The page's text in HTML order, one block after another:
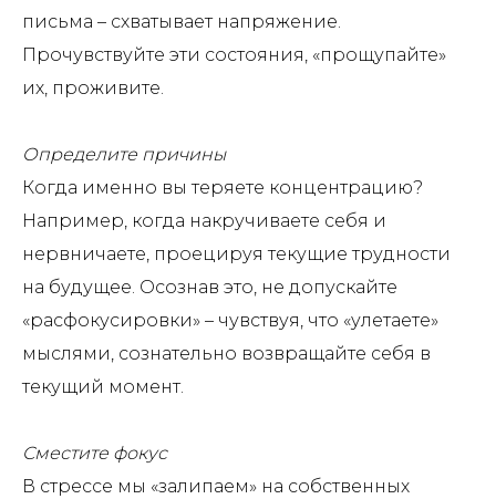
письма – схватывает напряжение.
Прочувствуйте эти состояния, «прощупайте»
их, проживите.
Определите причины
Когда именно вы теряете концентрацию?
Например, когда накручиваете себя и
нервничаете, проецируя текущие трудности
на будущее. Осознав это, не допускайте
«расфокусировки» – чувствуя, что «улетаете»
мыслями, сознательно возвращайте себя в
текущий момент.
Сместите фокус
В стрессе мы «залипаем» на собственных